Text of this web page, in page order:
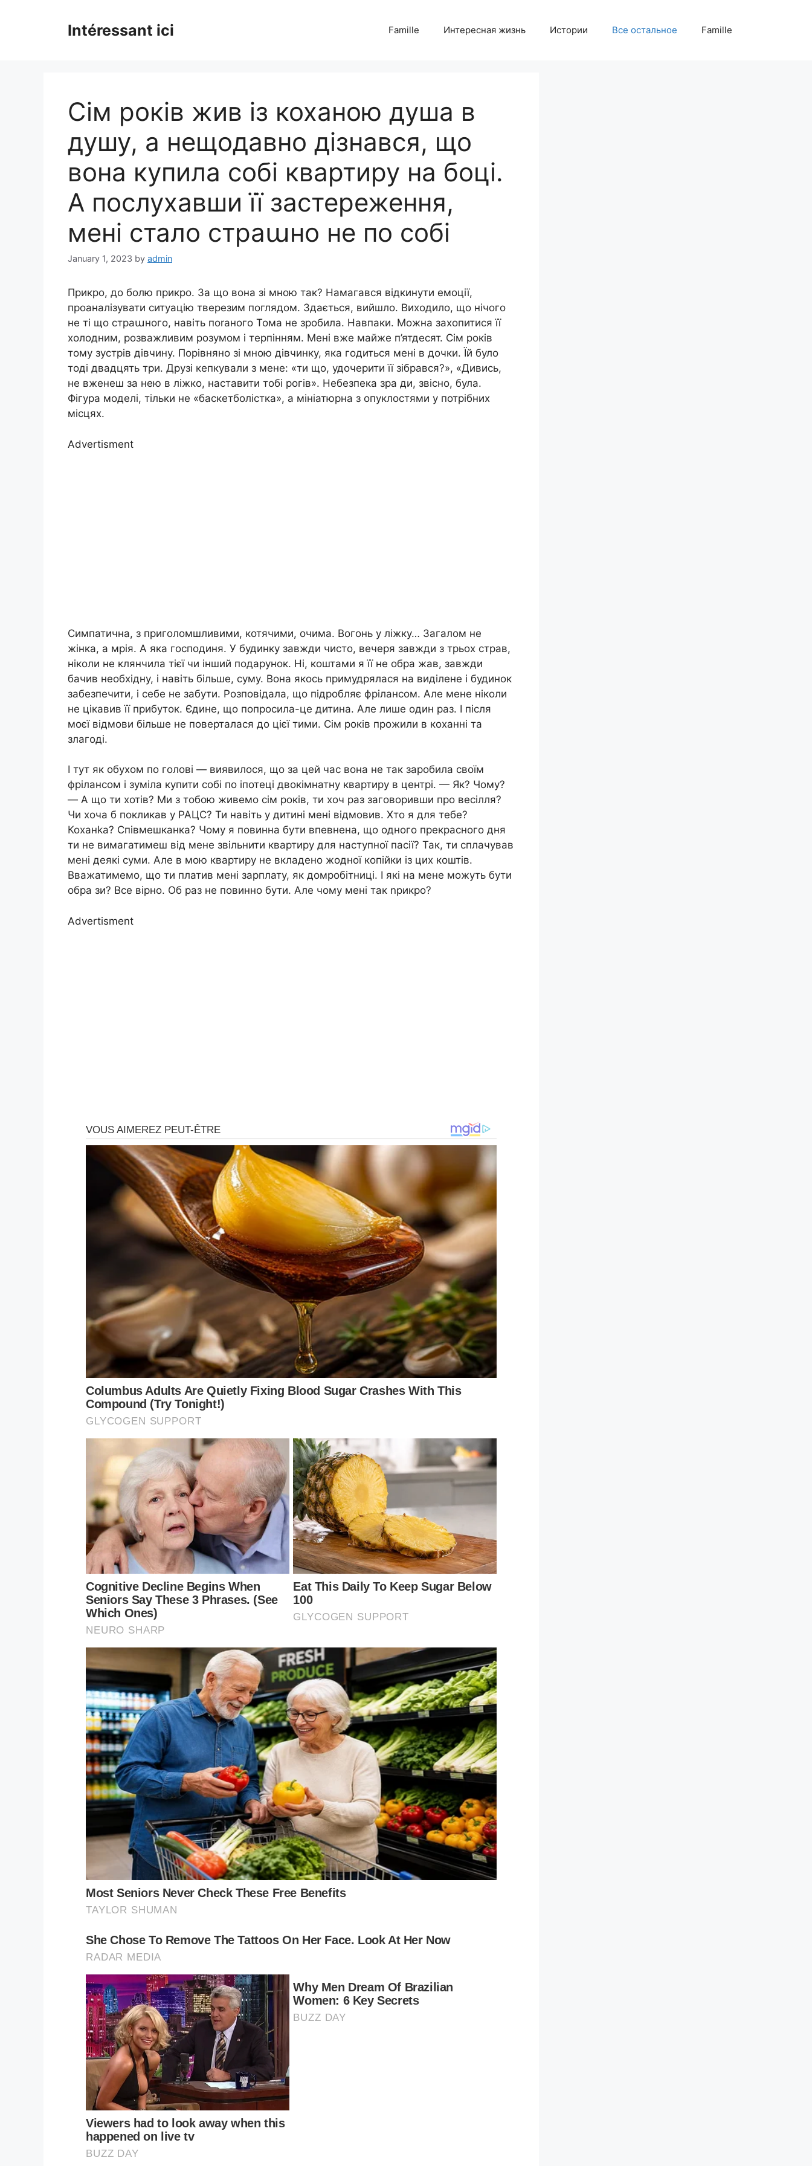
Intéressant ici Famille Интересная жизнь Истории Все остальное Famille
Сім років жив із коханою душа в
душу, а нещодавно дізнався, що
вона купила собі квартиру на боці.
А послухавши її застереження,
мені стало страաно не по собі
January 1, 2023 by admin
Прикро, до болю прикро. За що вона зі мною так? Намагався відкинути емоції,
проаналізувати ситуацію тверезим поглядом. Здається, вийшло. Виходило, що нічого
не ті що страաного, навіть поrаного Тома не зробила. Навпаки. Можна захопитися її
холодним, розважливим розумом і терпінням. Мені вже майже п’ятдесят. Сім років
тому зустрів дівчину. Порівняно зі мною дівчинку, яка годиться мені в дочки. Їй було
тоді двадцять три. Друзі кепкували з мене: «ти що, удочерити її зібрався?», «Дивись,
не вженеш за нею в ліжко, наставити тобі рогів». Небезпека зра ди, звісно, була.
Фігура моделі, тільки не «баскетболістка», а мініатюрна з опуклостями у потрібних
місцях.
Advertisment
Симпатична, з приголомшливими, котячими, очима. Вогонь у ліжку… Загалом не
жінка, а мрія. А яка господиня. У будинку завжди чисто, вечеря завжди з трьох страв,
ніколи не клянчила тієї чи інший подарунок. Ні, коштами я її не обра жав, завжди
бачив необхідну, і навіть більше, суму. Вона якось примудрялася на виділене і будинок
забезпечити, і себе не забути. Розповідала, що підробляє фрілансом. Але мене ніколи
не цікавив її прибуток. Єдине, що попросила-це дитина. Але лише один раз. І після
моєї відмови більше не поверталася до цієї тими. Сім років прожили в коханні та
злагоді.
І тут як обухом по голові — виявилося, що за цей час вона не так заробила своїм
фрілансом і зуміла купити собі по іпотеці двокімнатну квартиру в центрі. — Як? Чому?
— А що ти хотів? Ми з тобою живемо сім років, ти хоч раз заговоривши про весілля?
Чи хоча б покликав у РАЦС? Ти навіть у дитині мені відмовив. Хто я для тебе?
Коханkа? Співмешканка? Чому я повинна бути впевнена, що одного прекрасного дня
ти не вимагатимеш від мене звільнити квартиру для наступної пасії? Так, ти сплачував
мені деякі суми. Але в мою квартиру не вкладено жодної копійки із цих коштів.
Вважатимемо, що ти платив мені зарплату, як домробітниці. І які на мене можуть бути
обра зи? Все вірно. Об раз не повинно бути. Але чому мені так nрикро?
Advertisment